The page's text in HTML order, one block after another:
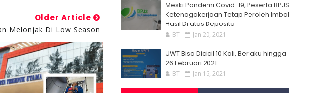
Older Article
Melonjak Di Low Season
Meski Pandemi Covid-19, Peserta BPJS
Ketenagakerjaan Tetap Peroleh Imbal
Hasil Di atas Deposito
BT Jan 20, 2021
UWT Bisa Dicicil 10 Kali, Berlaku hingga
26 Februari 2021
BT Jan 16, 2021